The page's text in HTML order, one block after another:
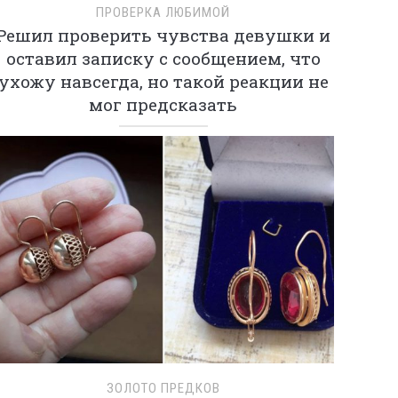
ПРОВЕРКА ЛЮБИМОЙ
проверить чувства девушки и
оставил записку с сообщением, что
навсегда, но такой реакции не
мог предсказать
ЗОЛОТО ПРЕДКОВ